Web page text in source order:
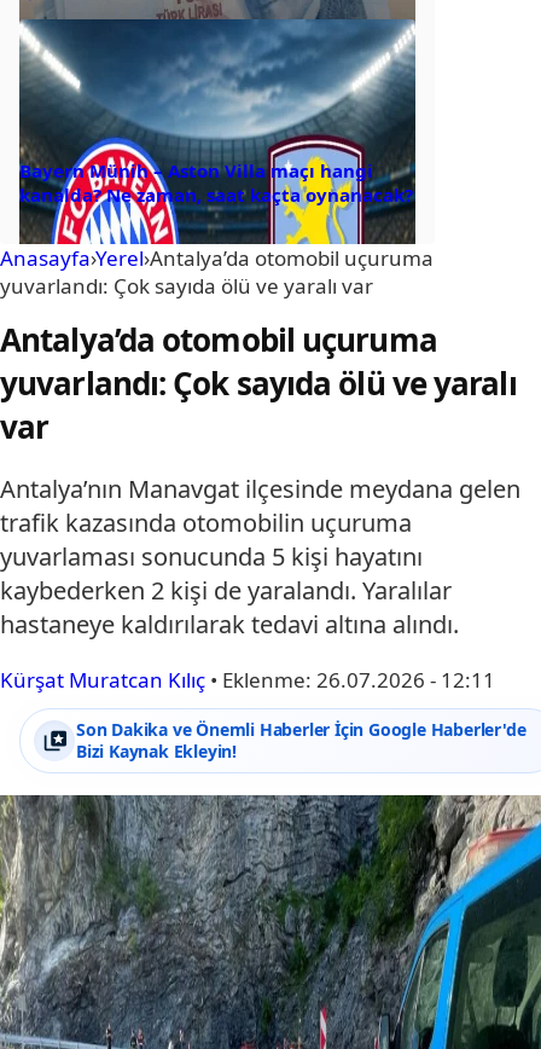
Bayern Münih – Aston Villa maçı hangi
kanalda? Ne zaman, saat kaçta oynanacak?
Anasayfa›Yerel›Antalya’da otomobil uçuruma
yuvarlandı: Çok sayıda ölü ve yaralı var
Antalya’da otomobil uçuruma
yuvarlandı: Çok sayıda ölü ve yaralı
var
Antalya’nın Manavgat ilçesinde meydana gelen
trafik kazasında otomobilin uçuruma
yuvarlaması sonucunda 5 kişi hayatını
kaybederken 2 kişi de yaralandı. Yaralılar
hastaneye kaldırılarak tedavi altına alındı.
Kürşat Muratcan Kılıç • Eklenme: 26.07.2026 - 12:11
Son Dakika ve Önemli Haberler İçin Google Haberler'de
Bizi Kaynak Ekleyin!